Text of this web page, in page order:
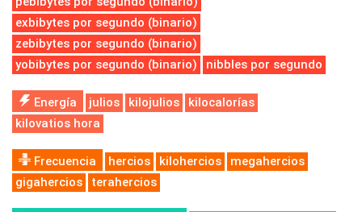
exbibytes por segundo (binario)
zebibytes por segundo (binario)
yobibytes por segundo (binario)
nibbles por segundo
Energía julios kilojulios
kilocalorías
kilovatios hora
Frecuencia hercios kilohercios
megahercios
gigahercios
terahercios